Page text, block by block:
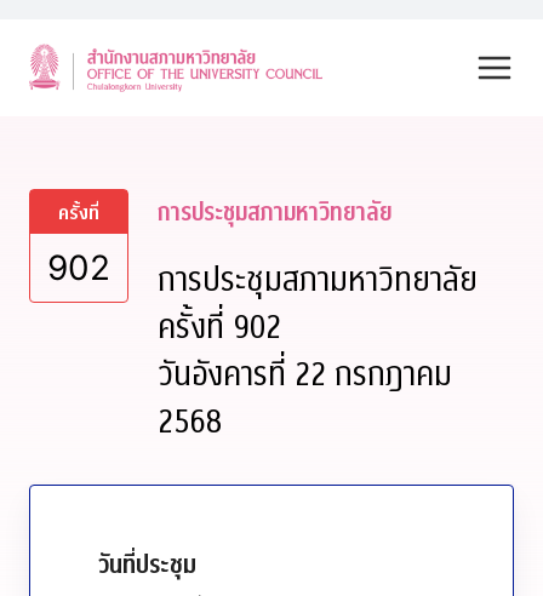
content
ครั้งที่
902
การประชุมสภามหาวิทยาลัย
การประชุมสภามหาวิทยาลัย
ครั้งที่ 902
วันอังคารที่ 22 กรกฎาคม
2568
วันที่ประชุม